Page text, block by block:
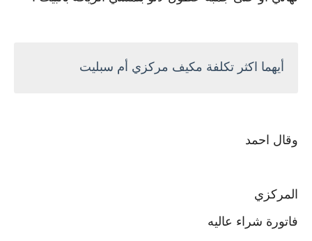
أيهما اكثر تكلفة مكيف مركزي أم سبليت
وقال احمد
المركزي
‏فاتورة شراء عاليه